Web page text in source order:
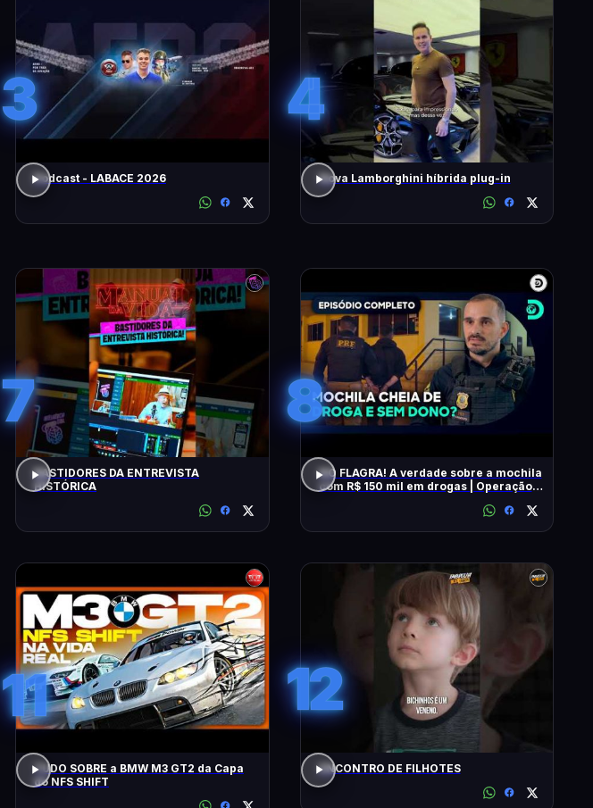
3
Podcast - LABACE 2026
4
Nova Lamborghini híbrida plug-in
7
BASTIDORES DA ENTREVISTA
HISTÓRICA
8
NO FLAGRA! A verdade sobre a mochila
com R$ 150 mil em drogas | Operação
11
TUDO SOBRE a BMW M3 GT2 da Capa
do NFS SHIFT
12
ENCONTRO DE FILHOTES